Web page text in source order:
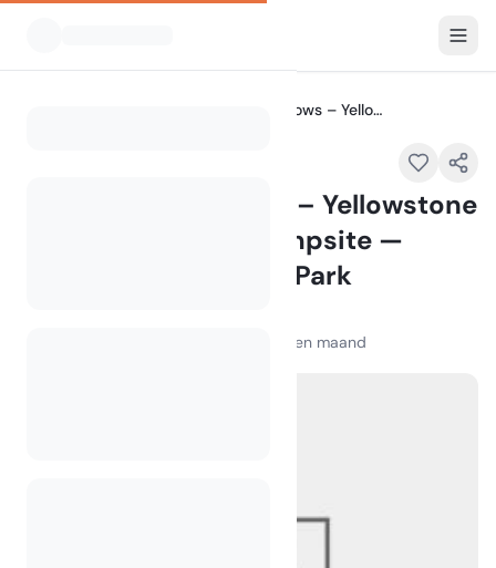
0D1 – Fairy Meadows – Yellowstone NP Back Country Campsite — Yellowstone National Park
0D1 – Fairy Meadows – Yellowstone
NP Back Country Campsite —
Yellowstone National Park
weergaven in de afgelopen maand